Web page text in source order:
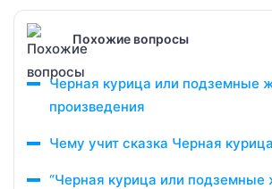
Похожие вопросы
Черная курица или подземные
произведения
Чему учит сказка Черная
“Черная курица или подземные